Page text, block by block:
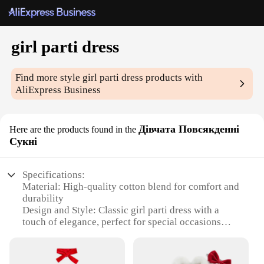
girl parti dress
Find more style girl parti dress products with
AliExpress Business
Here are the products found in the Дівчата Повсякденні
Сукні
Specifications:
Material: High-quality cotton blend for comfort and
durability
Design and Style: Classic girl parti dress with a
touch of elegance, perfect for special occasions
other formal events
Shape or Size: Available in a range of sizes to fit